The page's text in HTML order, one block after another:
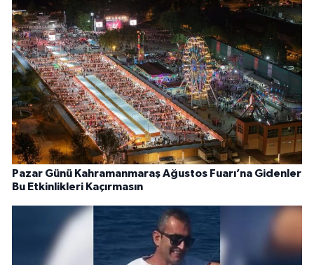
Pazar Günü Kahramanmaraş Ağustos Fuarı’na Gidenler
Bu Etkinlikleri Kaçırmasın